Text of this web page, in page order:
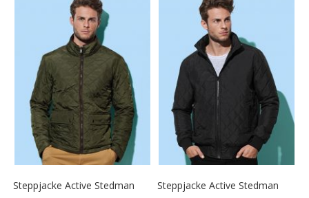
Steppjacke Active Stedman Steppjacke Active Stedman